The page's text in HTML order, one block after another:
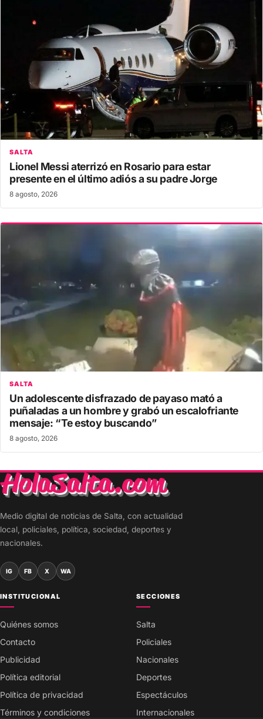
SALTA
Lionel Messi aterrizó en Rosario para estar
presente en el último adiós a su padre Jorge
8 agosto, 2026
SALTA
Un adolescente disfrazado de payaso mató a
puñaladas a un hombre y grabó un escalofriante
mensaje: “Te estoy buscando”
8 agosto, 2026
Medio digital de noticias de Salta, con actualidad
local, policiales, política, sociedad, deportes y
nacionales.
IG FB X WA
INSTITUCIONAL
Quiénes somos
Contacto
Publicidad
Política editorial
Política de privacidad
Términos y condiciones
SECCIONES
Salta
Policiales
Nacionales
Deportes
Espectáculos
Internacionales